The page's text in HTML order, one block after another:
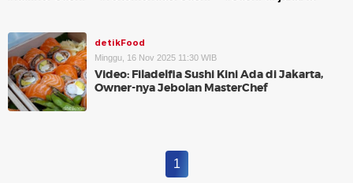
detikFood
Minggu, 16 Nov 2025 11:30 WIB
Video: Filadelfia Sushi Kini Ada di Jakarta,
Owner-nya Jebolan MasterChef
1